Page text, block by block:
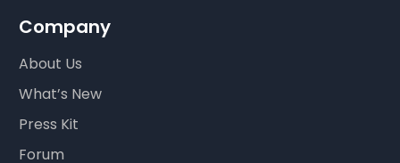
Company
About Us
What’s New
Press Kit
Forum